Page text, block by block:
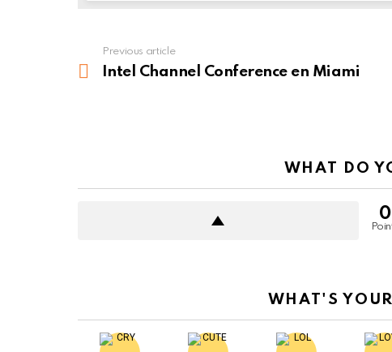
more
Previous article
Intel Channel Conference en Miami
WHAT DO
0
WHAT'S